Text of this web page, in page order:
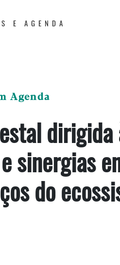
E AGENDA
Agenda
dirigida
sinergias
do